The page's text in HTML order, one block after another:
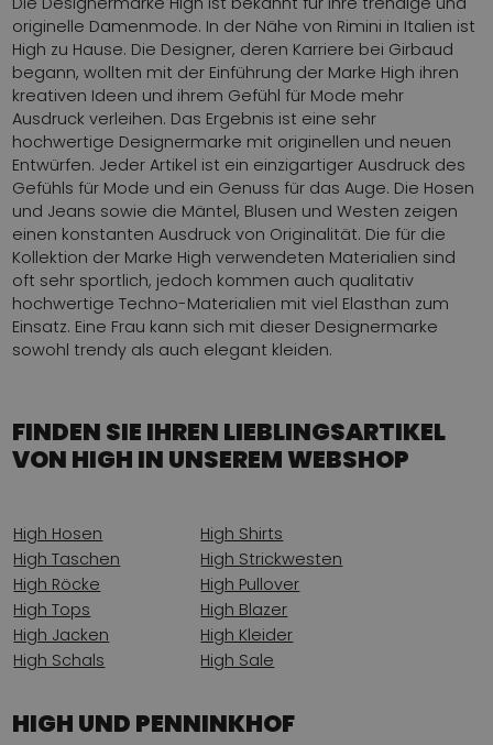
originelle Damenmode. In der Nähe von Rimini in Italien ist
High zu Hause. Die Designer, deren Karriere bei Girbaud
begann, wollten mit der Einführung der Marke High ihren
kreativen Ideen und ihrem Gefühl für Mode mehr
Ausdruck verleihen. Das Ergebnis ist eine sehr
hochwertige Designermarke mit originellen und neuen
Entwürfen. Jeder Artikel ist ein einzigartiger Ausdruck des
Gefühls für Mode und ein Genuss für das Auge. Die Hosen
und Jeans sowie die Mäntel, Blusen und Westen zeigen
einen konstanten Ausdruck von Originalität. Die für die
Kollektion der Marke High verwendeten Materialien sind
oft sehr sportlich, jedoch kommen auch qualitativ
hochwertige Techno-Materialien mit viel Elasthan zum
Einsatz. Eine Frau kann sich mit dieser Designermarke
sowohl trendy als auch elegant kleiden.
FINDEN SIE IHREN LIEBLINGSARTIKEL
VON HIGH IN UNSEREM WEBSHOP
High Hosen
High Shirts
High Taschen
High Strickwesten
High Röcke
High Pullover
High Tops
High Blazer
High Jacken
High Kleider
High Schals
High Sale
HIGH UND PENNINKHOF